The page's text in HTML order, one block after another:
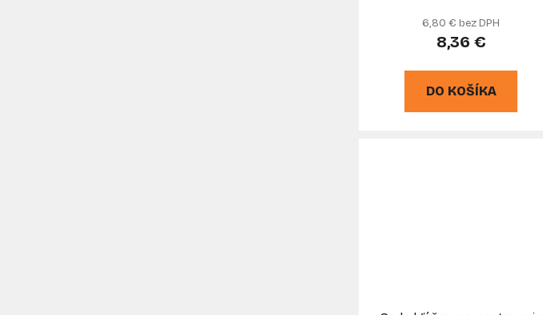
6,80 € bez DPH
8,36 €
DO KOŠÍKA